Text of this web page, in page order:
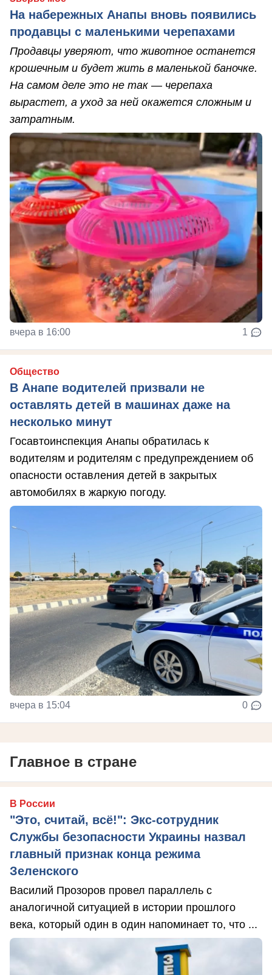
На набережных Анапы вновь появились
продавцы с маленькими черепахами
Продавцы уверяют, что животное останется
крошечным и будет жить в маленькой баночке.
На самом деле это не так — черепаха
вырастет, а уход за ней окажется сложным и
затратным.
вчера в 16:00 1
Общество
В Анапе водителей призвали не
оставлять детей в машинах даже на
несколько минут
Госавтоинспекция Анапы обратилась к
водителям и родителям с предупреждением об
опасности оставления детей в закрытых
автомобилях в жаркую погоду.
вчера в 15:04 0
Главное в стране
В России
"Это, считай, всё!": Экс-сотрудник
Службы безопасности Украины назвал
главный признак конца режима
Зеленского
Василий Прозоров провел параллель с
аналогичной ситуацией в истории прошлого
века, который один в один напоминает то, что ...